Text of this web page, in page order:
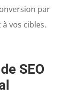
par
vos cibles.
SEO